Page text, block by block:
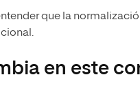
que la
en este